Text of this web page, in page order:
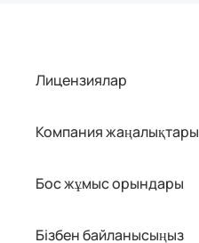
Лицензиялар
Компания жаңалықтары
Бос жұмыс орындары
Бізбен байланысыңыз